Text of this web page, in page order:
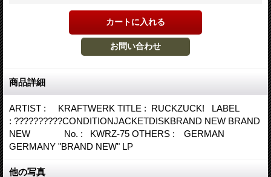
商品詳細
ARTIST : KRAFTWERK TITLE : RUCKZUCK! LABEL
: ??????????CONDITIONJACKETDISKBRAND NEW BRAND
NEW No. : KWRZ-75 OTHERS : GERMAN
GERMANY "BRAND NEW" LP
他の写真